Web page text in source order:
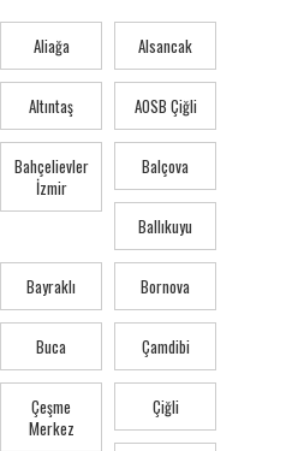
Aliağa Alsancak
Altıntaş AOSB Çiğli
Bahçelievler
İzmir
Balçova
Ballıkuyu
Bayraklı Bornova
Buca Çamdibi
Çeşme
Merkez
Çiğli